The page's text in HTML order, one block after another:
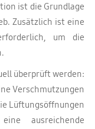
ist die Grundlage
Zusätzlich ist eine
um die
überprüft werden:
Verschmutzungen
Lüftungsöffnungen
ausreichende